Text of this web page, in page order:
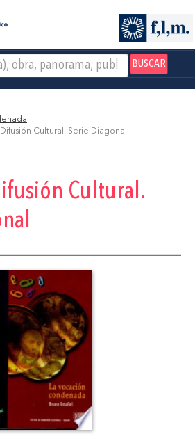
BUSCAR
Cultural. Serie Diagonal
Cultural.